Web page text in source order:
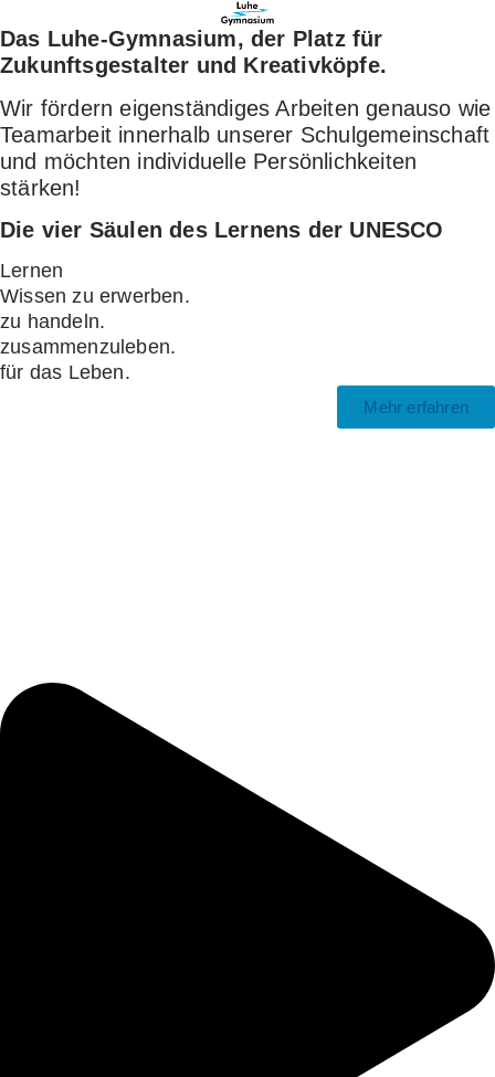
Das Luhe-Gymnasium, der Platz für
Zukunftsgestalter und Kreativköpfe.
Wir fördern eigenständiges Arbeiten genauso wie
Teamarbeit innerhalb unserer Schulgemeinschaft
und möchten individuelle Persönlichkeiten
stärken!
Die vier Säulen des Lernens der UNESCO
Lernen
Wissen zu erwerben.
zu hande n.
zusammenzu leben.
für das Leben.
Mehr erfahren